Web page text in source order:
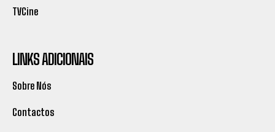
TVCine
LINKS ADICIONAIS
Sobre Nós
Contactos